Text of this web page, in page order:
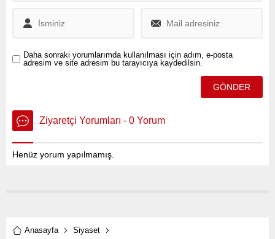
Daha sonraki yorumlarımda kullanılması için adım, e-posta
adresim ve site adresim bu tarayıcıya kaydedilsin.
Ziyaretçi Yorumları - 0 Yorum
Henüz yorum yapılmamış.
Anasayfa
Siyaset